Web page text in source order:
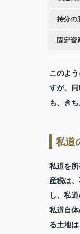
持分の
固定資
このよ
すが、
も、き
私道
私道を
産税は
し、私
私道自
る土地